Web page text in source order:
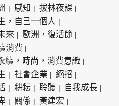
感知
拔林夜課
，自己一個人
來
歐洲，復活節
消費
續，時尚，消費意識
社會企業
絕招
耕耘 聆聽
自我成長
關係
黃建宏